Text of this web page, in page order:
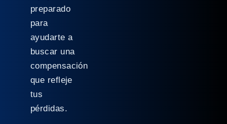
preparado
para
ayudarte a
buscar una
compensación
que refleje
tus
pérdidas.